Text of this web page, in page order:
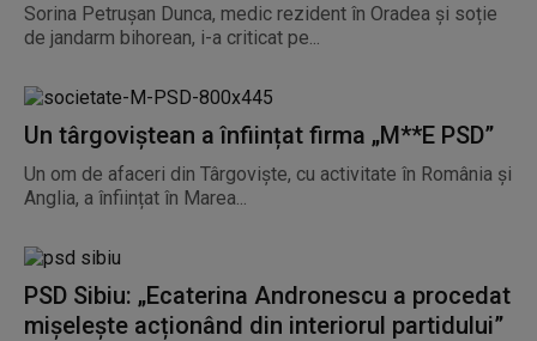
Sorina Petruşan Dunca, medic rezident în Oradea și soție
de jandarm bihorean, i-a criticat pe...
Un târgoviștean a înființat firma „M**E PSD”
Un om de afaceri din Târgoviște, cu activitate în România și
Anglia, a înființat în Marea...
PSD Sibiu: „Ecaterina Andronescu a procedat
mișelește acționând din interiorul partidului”